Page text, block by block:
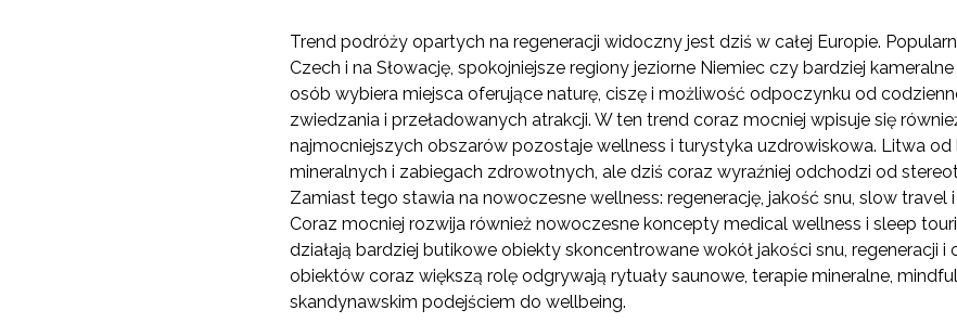
Trend podróży opartych na regeneracji widoczny jest dziś w całej Europie.
Czech i na Słowację, spokojniejsze regiony jeziorne Niemiec czy bardziej
osób wybiera miejsca oferujące naturę, ciszę i możliwość odpoczynku od
zwiedzania i przeładowanych atrakcji. W ten trend coraz mocniej wpisuje się
najmocniejszych obszarów pozostaje wellness i turystyka uzdrowiskowa. Litwa
mineralnych i zabiegach zdrowotnych, ale dziś coraz wyraźniej odchodzi od
Zamiast tego stawia na nowoczesne wellness: regenerację, jakość snu, slow
Coraz mocniej rozwija również nowoczesne koncepty medical wellness i sleep
działają bardziej butikowe obiekty skoncentrowane wokół jakości snu, regeneracji
obiektów coraz większą rolę odgrywają rytuały saunowe, terapie mineralne,
skandynawskim podejściem do wellbeing.